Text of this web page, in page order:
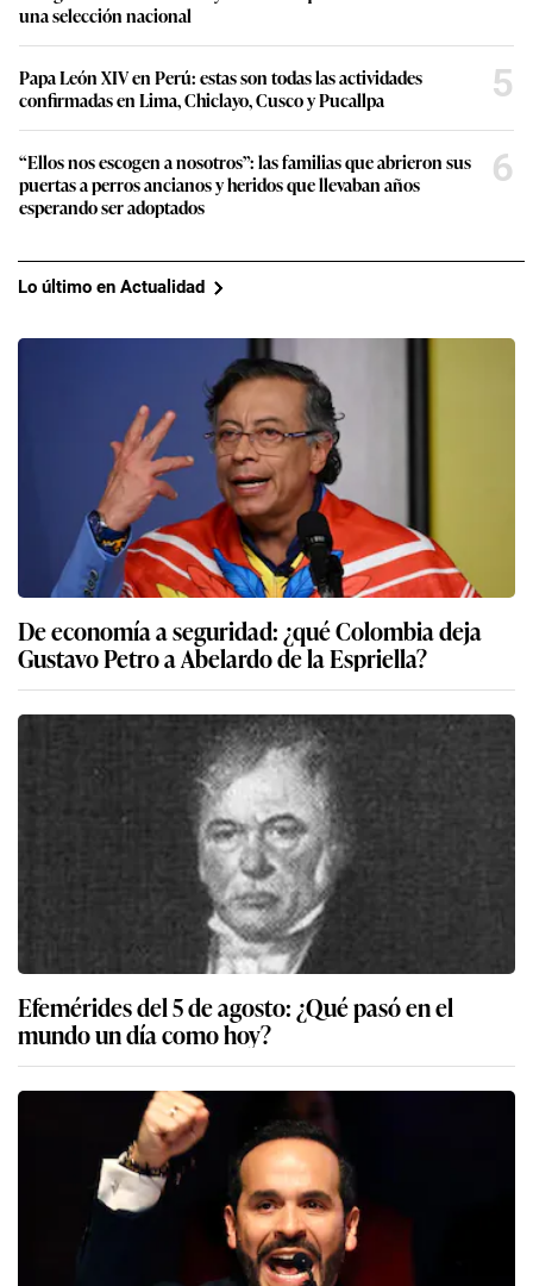
una selección nacional
Papa León XIV en Perú: estas son todas las actividades
confirmadas en Lima, Chiclayo, Cusco y Pucallpa
5
“Ellos nos escogen a nosotros”: las familias que abrieron sus
puertas a perros ancianos y heridos que llevaban años
esperando ser adoptados
6
Lo último en Actualidad
De economía a seguridad: ¿qué Colombia deja
Gustavo Petro a Abelardo de la Espriella?
Efemérides del 5 de agosto: ¿Qué pasó en el
mundo un día como hoy?